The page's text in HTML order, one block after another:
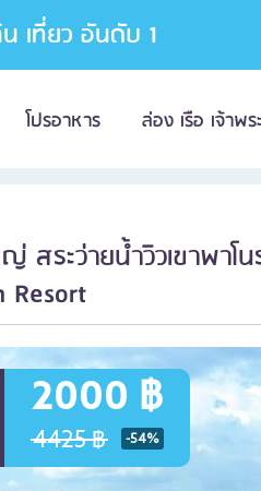
เที่ยว อันดับ 1
โปรอาหาร ล่อง เรือ เจ้าพร
ญ่ สระว่ายน้ำวิวเขาพ
Resort
2000 ฿
4425 ฿ -54%